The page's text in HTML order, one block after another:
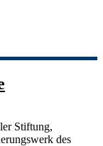
Stiftung,
des